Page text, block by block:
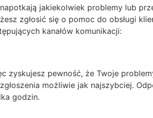
jakiekolwiek problemy lub
zgłosić się o pomoc do obsługi
kanałów komunikacji:
zyskujesz pewność, że Twoje
możliwie jak najszybciej.
godzin.